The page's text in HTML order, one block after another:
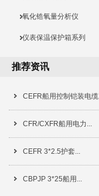
氧化锆氧量分析仪
仪表保温保护箱系列
推荐资讯
CEFR船用控制铠装电缆
CFR/CXFR船用电力...
CEFR 3*2.5护套...
CBPJP 3*25船用...